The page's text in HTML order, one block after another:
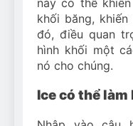
này có thể
khối băng,
đó, điều quan
hình khối một
nó cho chúng.
Ice có thể